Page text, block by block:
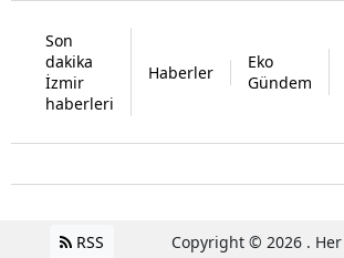
Son
dakika
İzmir
haberleri
Haberler
Eko
Gündem
RSS Copyright © 2026 . Her